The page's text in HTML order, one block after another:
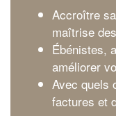
Accroître
maîtrise
Ébénistes,
améliorer
Avec quels
factures et